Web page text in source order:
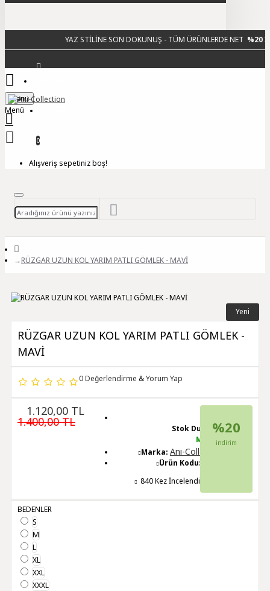
YAZ STİLİNE SON DOKUNUŞ - TÜM ÜRÜNLERDE NET%20
Menu
0
Alışveriş sepetiniz boş!
RÜZGAR UZUN KOL YARIM PATLI GÖMLEK - MAVİ
Yeni
RÜZGAR UZUN KOL YARIM PATLI GÖMLEK -
MAVİ
0 Değerlendirme &Yorum Yap
1.120,00 TL
1.400,00 TL
Stok Durumu:
Mevcut
Marka: Anı-Collection
Ürün Kodu:
840 Kez İncelendi
%20
indirim
BEDENLER
S
M
L
XL
XXL
XXXL